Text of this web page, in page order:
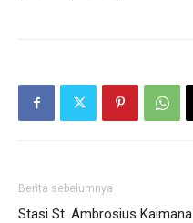
Berita sebelumnya
Stasi St. Ambrosius Kaimana